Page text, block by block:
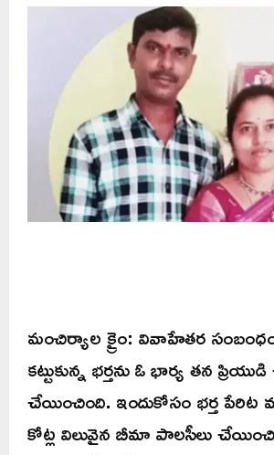
మంచిర్యాల క్రైం: వివాహేతర
కట్టుకున్న భర్తను ఓ భార్య తన
చేయించింది. ఇందుకోసం భర్త పేరిట
కోట్ల విలువైన బీమా పాలసీలు